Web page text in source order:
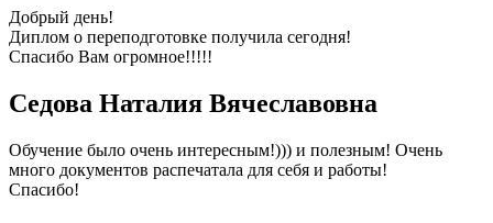
Добрый день!
Диплом о переподготовке получила сегодня!
Спасибо Вам огромное!!!!!
Седова Наталия Вячеславовна
Обучение было очень интересным!))) и полезным! Очень
много документов распечатала для себя и работы!
Спасибо!